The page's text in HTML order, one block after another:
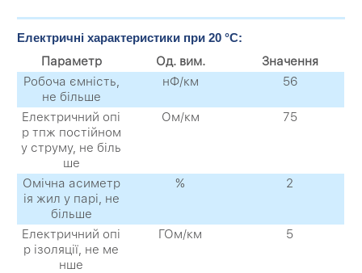
Електричні характеристики при 20 °C:
Параметр Од. вим.
Значення
Робоча ємність,
не більше
нФ/км 56
Електричний опі
р тпж постійном
у струму, не біль
ше
Ом/км 75
Омічна асиметр
ія жил у парі, не
більше
% 2
Електричний опі
р ізоляції, не ме
нше
ГОм/км 5